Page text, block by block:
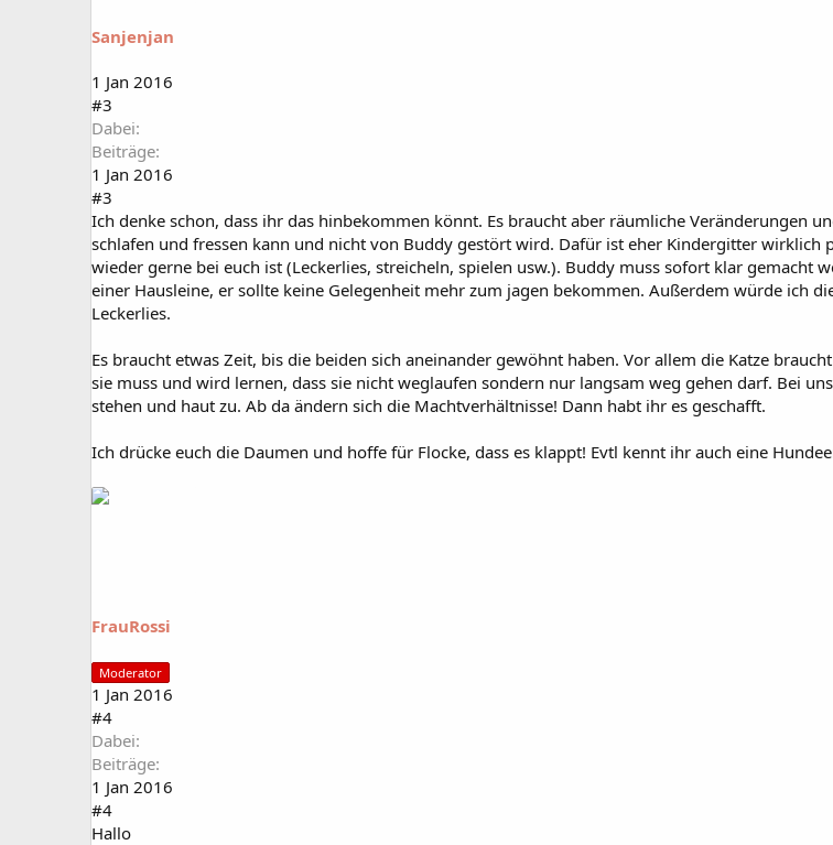
Sanjenjan
1 Jan 2016
#3
Dabei
Beiträge
1 Jan 2016
#3
Ich denke schon, dass ihr das hinbekommen könnt. Es braucht aber räumliche Veränderungen
schlafen und fressen kann und nicht von Buddy gestört wird. Dafür ist eher Kindergitter
wieder gerne bei euch ist (Leckerlies, streicheln, spielen usw.). Buddy muss sofort klar gemacht
einer Hausleine, er sollte keine Gelegenheit mehr zum jagen bekommen. Außerdem würde ich
Leckerlies.
Es braucht etwas Zeit, bis die beiden sich aneinander gewöhnt haben. Vor allem die Katze
sie muss und wird lernen, dass sie nicht weglaufen sondern nur langsam weg gehen darf. Bei
stehen und haut zu. Ab da ändern sich die Machtverhältnisse! Dann habt ihr es geschafft.
Ich drücke euch die Daumen und hoffe für Flocke, dass es klappt! Evtl kennt ihr auch eine
FrauRossi
Moderator
1 Jan 2016
#4
Dabei
Beiträge
1 Jan 2016
#4
Hallo